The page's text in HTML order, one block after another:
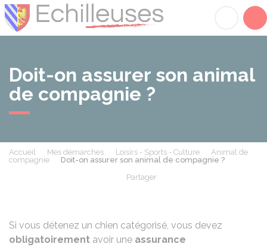
Doit-on assurer son animal
de compagnie ?
Accueil Mes démarches Loisirs - Sports - Culture
Animal de
compagnie
Doit-on assurer son animal de compagnie ?
Partager
Si vous détenez un chien catégorisé, vous devez
obligatoirement avoir une assurance